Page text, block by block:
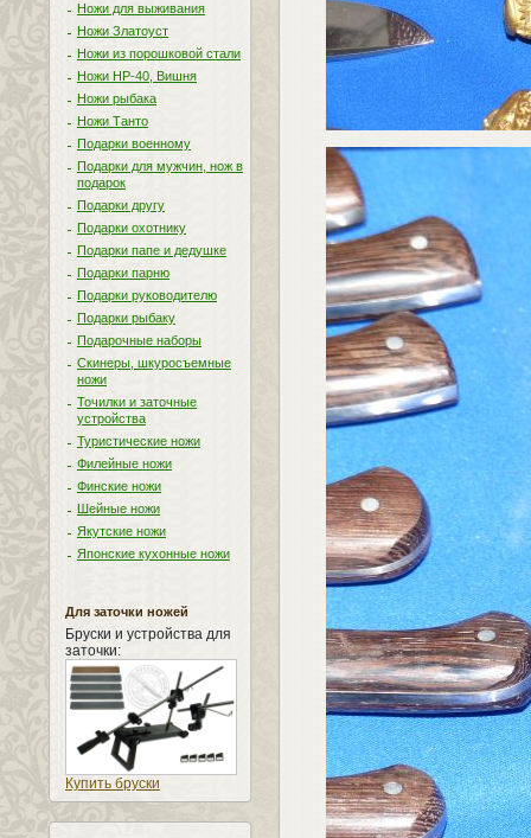
Ножи для выживания
Ножи Златоуст
Ножи из порошковой стали
Ножи НР-40, Вишня
Ножи рыбака
Ножи Танто
Подарки военному
Подарки для мужчин, нож в
подарок
Подарки другу
Подарки охотнику
Подарки папе и дедушке
Подарки парню
Подарки руководителю
Подарки рыбаку
Подарочные наборы
Скинеры, шкуросъемные
ножи
Точилки и заточные
устройства
Туристические ножи
Филейные ножи
Финские ножи
Шейные ножи
Якутские ножи
Японские кухонные ножи
Для заточки ножей
Бруски и устройства для
заточки:
Купить бруски